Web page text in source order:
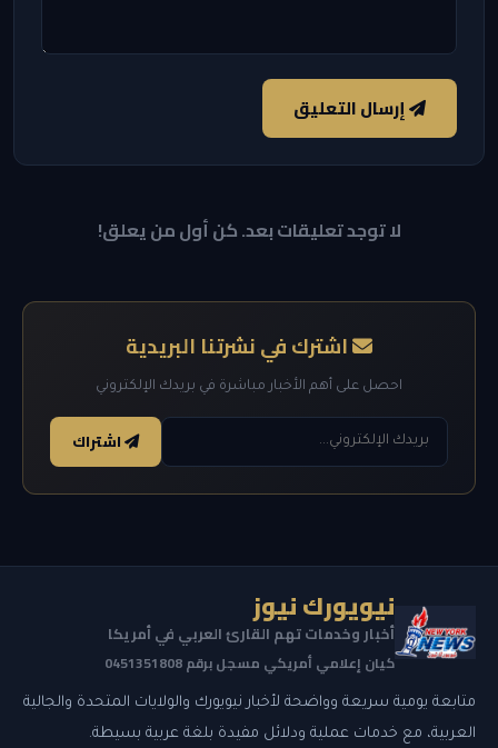
إرسال التعليق
لا توجد تعليقات بعد. كن أول من يعلق!
اشترك في نشرتنا البريدية
احصل على أهم الأخبار مباشرة في بريدك الإلكتروني
اشتراك
نيويورك نيوز
أخبار وخدمات تهم القارئ العربي في أمريكا
كيان إعلامي أمريكي مسجل برقم 0451351808
متابعة يومية سريعة وواضحة لأخبار نيويورك والولايات المتحدة والجالية
العربية، مع خدمات عملية ودلائل مفيدة بلغة عربية بسيطة.